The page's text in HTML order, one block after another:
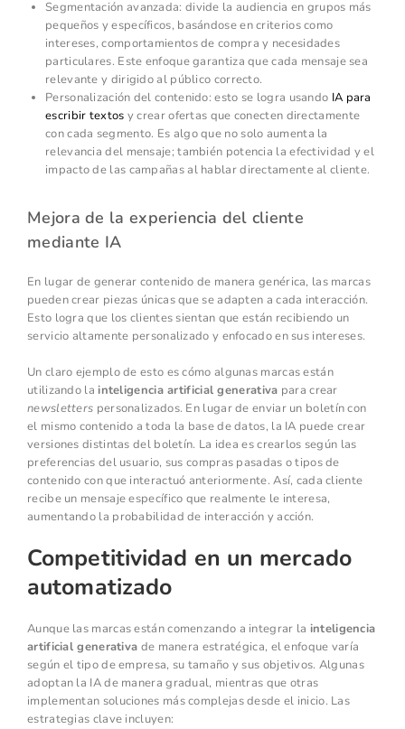
Segmentación avanzada: divide la audiencia en grupos más
pequeños y específicos, basándose en criterios como
intereses, comportamientos de compra y necesidades
particulares. Este enfoque garantiza que cada mensaje sea
relevante y dirigido al público correcto.
Personalización del contenido: esto se logra usando IA para
escribir textos y crear ofertas que conecten directamente
con cada segmento. Es algo que no solo aumenta la
relevancia del mensaje; también potencia la efectividad y el
impacto de las campañas al hablar directamente al cliente.
Mejora de la experiencia del cliente
mediante IA
En lugar de generar contenido de manera genérica, las marcas
pueden crear piezas únicas que se adapten a cada interacción.
Esto logra que los clientes sientan que están recibiendo un
servicio altamente personalizado y enfocado en sus intereses.
Un claro ejemplo de esto es cómo algunas marcas están
utilizando lainteligencia artificial generativa para crear
newsletters personalizados. En lugar de enviar un boletín con
el mismo contenido a toda la base de datos, la IA puede crear
versiones distintas del boletín. La idea es crearlos según las
preferencias del usuario, sus compras pasadas o tipos de
contenido con que interactuó anteriormente. Así, cada cliente
recibe un mensaje específico que realmente le interesa,
aumentando la probabilidad de interacción y acción.
Competitividad en un mercado
automatizado
Aunque las marcas están comenzando a integrar la inteligencia
artificial generativa de manera estratégica, el enfoque varía
según el tipo de empresa, su tamaño y sus objetivos. Algunas
adoptan la IA de manera gradual, mientras que otras
implementan soluciones más complejas desde el inicio. Las
estrategias clave incluyen: